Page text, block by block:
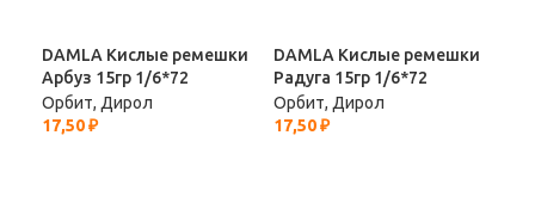
DAMLA Кислые ремешки
Арбуз 15гр 1/6*72
Орбит, Дирол
17,50₽
DAMLA Кислые ремешки
Радуга 15гр 1/6*72
Орбит, Дирол
17,50₽